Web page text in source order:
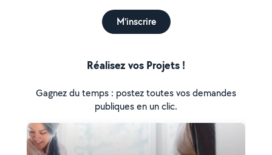
M'inscrire
Réalisez vos Projets !
Gagnez du temps : postez toutes vos demandes
publiques en un clic.